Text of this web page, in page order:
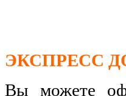
ЭКСПРЕСС
Вы можете